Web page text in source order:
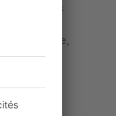
les
à l’inverse,
. Intra-
dans le
€/m²
et